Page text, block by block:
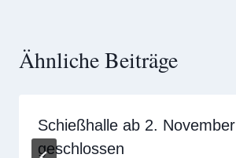
Ähnliche Beiträge
Schießhalle ab 2. November
geschlossen